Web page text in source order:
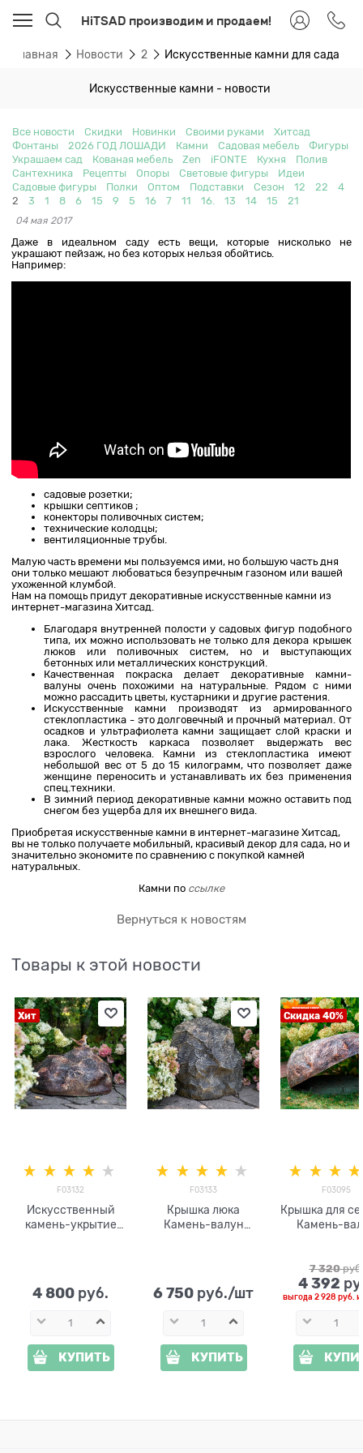
HiTSAD производим и продаем!
Главная Новости 2 Искусственные камни для сада
Искусственные камни - новости
Все новости Скидки Новинки Своими руками
Хитсад
Фонтаны
2026 ГОД ЛОШАДИ Камни Садовая мебель
Фигуры
Украшаем сад
Кованая мебель Zen iFONTE Кухня
Полив
Сантехника
Рецепты Опоры Световые фигуры
Идеи
Садовые фигуры
Полки Оптом Подставки Сезон 12 22
4
2
3 1 8 6 15 9 5 16 7 11 16. 13 14 15 21
04 мая 2017
Даже в идеальном саду есть вещи, которые нисколько не
украшают пейзаж, но без которых нельзя обойтись.
Например:
садовые розетки;
крышки септиков ;
конекторы поливочных систем;
технические колодцы;
вентиляционные трубы.
Малую часть времени мы пользуемся ими, но большую часть дня
они только мешают любоваться безупречным газоном или вашей
ухоженной клумбой.
Нам на помощь придут декоративные искусственные камни из
интернет-магазина Хитсад.
Благодаря внутренней полости у садовых фигур подобного
типа, их можно использовать не только для декора крышек
люков или поливочных систем, но и выступающих
бетонных или металлических конструкций.
Качественная покраска делает декоративные камни-
валуны очень похожими на натуральные. Рядом с ними
можно рассадить цветы, кустарники и другие растения.
Искусственные камни производят из армированного
стеклопластика - это долговечный и прочный материал. От
осадков и ультрафиолета камни защищает слой краски и
лака. Жесткость каркаса позволяет выдержать вес
взрослого человека. Камни из стеклопластика имеют
небольшой вес от 5 до 15 килограмм, что позволяет даже
женщине переносить и устанавливать их без применения
спец.техники.
В зимний период декоративные камни можно оставить под
снегом без ущерба для их внешнего вида.
Приобретая искусственные камни в интернет-магазине Хитсад,
вы не только получаете мобильный, красивый декор для сада, но и
значительно экономите по сравнению с покупкой камней
натуральных.
Камни по ссылке
Вернуться к новостям
Товары к этой новости
Хит
F03132
Искусственный
камень-укрытие
4 800 руб.
КУПИТЬ
F03133
Крышка люка
Камень-валун
6 750 руб./шт
КУПИТЬ
Скидка 40%
F03095
Крышка для
Камень-
7 320 руб.
4 392
выгода 2 928 руб.